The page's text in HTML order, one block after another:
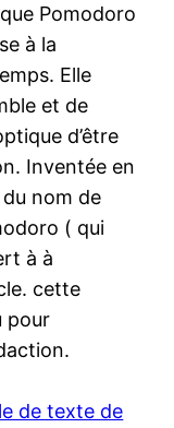
Pomodoro
à la
Elle
et de
d’être
Inventée en
nom de
( qui
à à
cette
pour
de texte de